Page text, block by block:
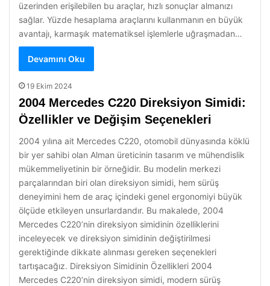
üzerinden erişilebilen bu araçlar, hızlı sonuçlar almanızı
sağlar. Yüzde hesaplama araçlarını kullanmanın en büyük
avantajı, karmaşık matematiksel işlemlerle uğraşmadan…
Devamını Oku
19 Ekim 2024
2004 Mercedes C220 Direksiyon Simidi:
Özellikler ve Değişim Seçenekleri
2004 yılına ait Mercedes C220, otomobil dünyasında köklü
bir yer sahibi olan Alman üreticinin tasarım ve mühendislik
mükemmeliyetinin bir örneğidir. Bu modelin merkezi
parçalarından biri olan direksiyon simidi, hem sürüş
deneyimini hem de araç içindeki genel ergonomiyi büyük
ölçüde etkileyen unsurlardandır. Bu makalede, 2004
Mercedes C220’nin direksiyon simidinin özelliklerini
inceleyecek ve direksiyon simidinin değiştirilmesi
gerektiğinde dikkate alınması gereken seçenekleri
tartışacağız. Direksiyon Simidinin Özellikleri 2004
Mercedes C220’nin direksiyon simidi, modern sürüş